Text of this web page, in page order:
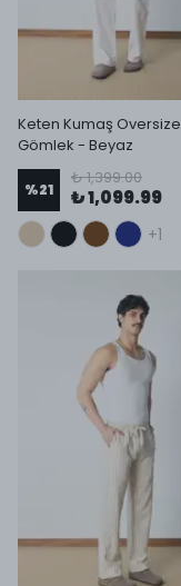
Keten Kumaş Oversize
Gömlek - Beyaz
%21
₺ 1,399.00
₺ 1,099.99
+1